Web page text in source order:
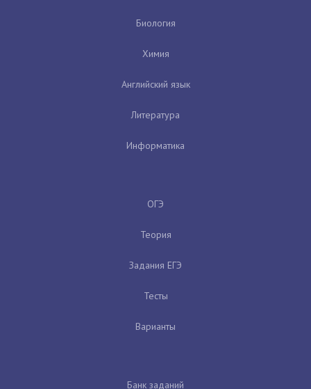
Биология
Химия
Английский язык
Литература
Информатика
ОГЭ
Теория
Задания ЕГЭ
Тесты
Варианты
Банк заданий